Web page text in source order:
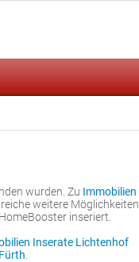
wurden. Zu Immobilien
weitere Möglichkeiten
inseriert.
Inserate Lichtenhof
Fürth